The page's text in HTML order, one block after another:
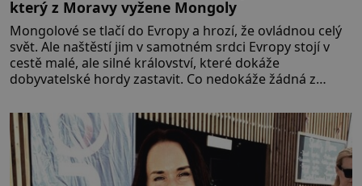
který z Moravy vyžene Mongoly
Mongolové se tlačí do Evropy a hrozí, že ovládnou celý
svět. Ale naštěstí jim v samotném srdci Evropy stojí v
cestě malé, ale silné království, které dokáže
dobyvatelské hordy zastavit. Co nedokáže žádná z
král. Nebo že by ne? Mongolové od roku 1223 postupují
podél Kaspického a Azovského moře,